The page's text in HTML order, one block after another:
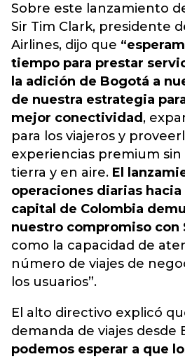
Sobre este lanzamiento
Sir Tim Clark, presidente
Airlines, dijo que
tiempo para prestar
la adición de Bogotá a
de nuestra estrategia
mejor conectividad ,
para los viajeros y
experiencias premium
tierra y en aire. El
operaciones diarias
capital de Colombia
nuestro compromiso con
como la capacidad de
número de viajes de
los usuarios”.
El alto directivo explicó
demanda de viajes desde
podemos esperar a que